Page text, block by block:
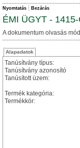
Nyomtatás Bezárás
ÉMI ÜGYT -
A dokumentum olvasás
Alapadatok
Tanúsítvány típus:
Tanúsítvány azonosító
Tanúsított üzem:
Termék kategória:
Termékkör: